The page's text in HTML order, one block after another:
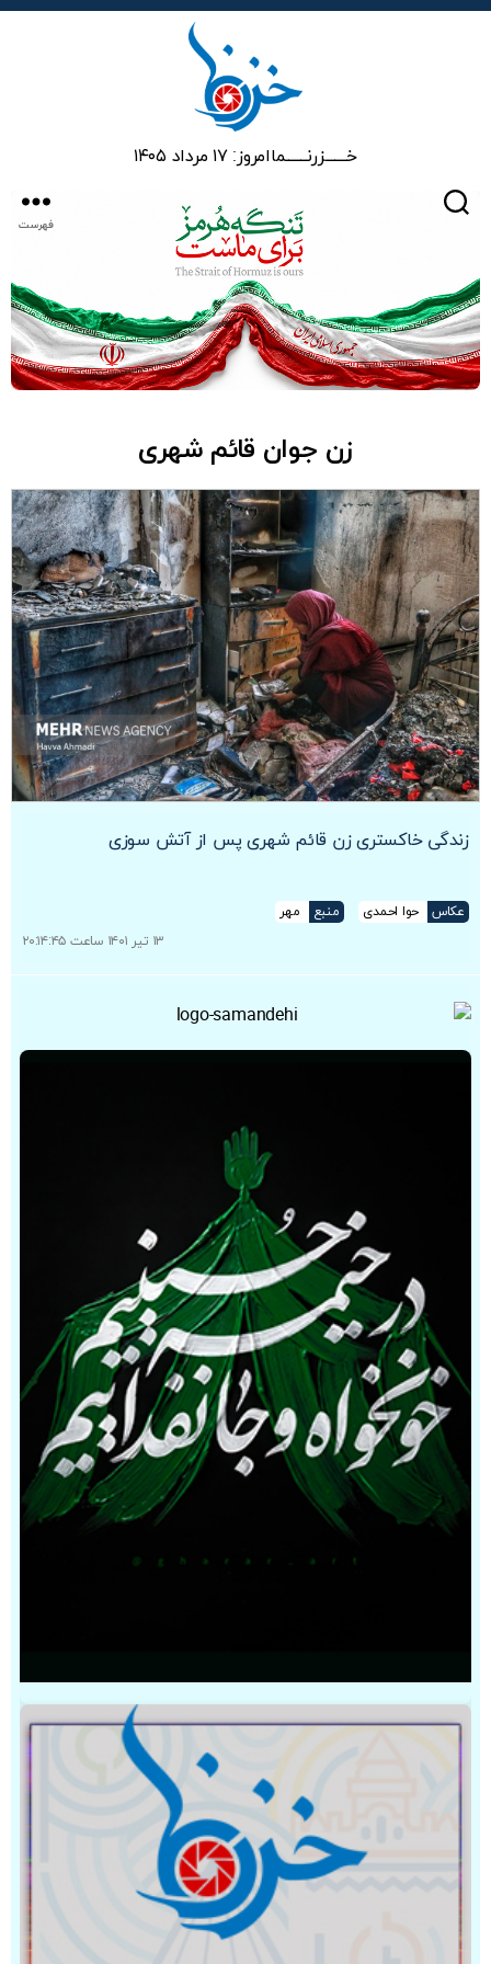
خـــــــزرنـــــــماامروز: ۱۷ مرداد ۱۴۰۵
فهرست
زن جوان قائم شهری
زندگی خاکستری زن قائم شهری پس از آتش سوزی
عکاس حوا احمدی منبع
مهر
۱۳ تیر ۱۴۰۱ ساعت ۲۰:۱۴:۴۵